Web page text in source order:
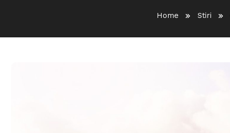
Home Stiri